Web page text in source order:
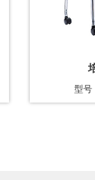
型号